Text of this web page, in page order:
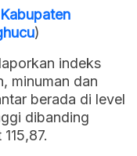
)
indeks
minuman dan
berada di level
dibanding